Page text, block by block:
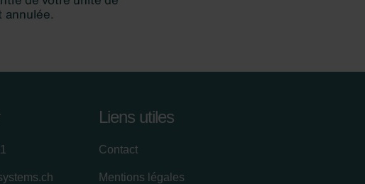
Liens utiles
Contact
Mentions légales